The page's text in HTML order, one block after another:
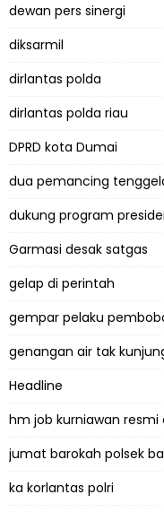
dewan pers sinergi
diksarmil
dirlantas polda
dirlantas polda riau
DPRD kota Dumai
dua pemancing
dukung program
Garmasi desak satgas
gelap di perintah
gempar pelaku
genangan air tak
Headline
hm job kurniawan
jumat barokah polsek
ka korlantas polri